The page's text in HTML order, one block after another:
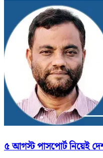
৫ আগস্ট পাসপোর্ট নিয়েই